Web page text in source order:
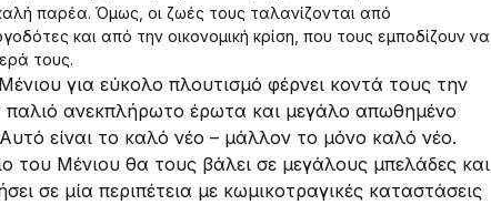
παρέα. Όμως, οι ζωές τους ταλανίζονται από
και από την οικονομική κρίση, που τους εμποδίζουν να
τους.
για εύκολο πλουτισμό φέρνει κοντά τους την
ανεκπλήρωτο έρωτα και μεγάλο απωθημένο
είναι το καλό νέο – μάλλον το μόνο καλό νέο.
του Μένιου θα τους βάλει σε μεγάλους μπελάδες και
σε μία περιπέτεια με κωμικοτραγικές καταστάσεις